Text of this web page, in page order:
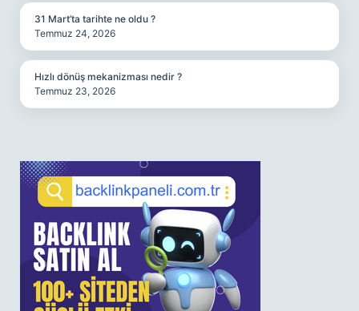
31 Mart’ta tarihte ne oldu ?
Temmuz 24, 2026
Hızlı dönüş mekanizması nedir ?
Temmuz 23, 2026